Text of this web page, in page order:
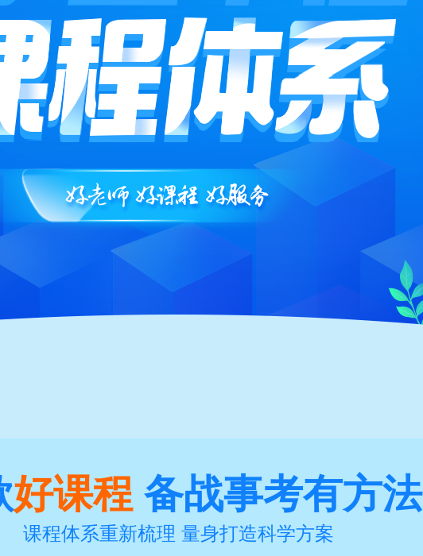
好课程 备战事考有方法
课程体系重新梳理 量身打造科学方案